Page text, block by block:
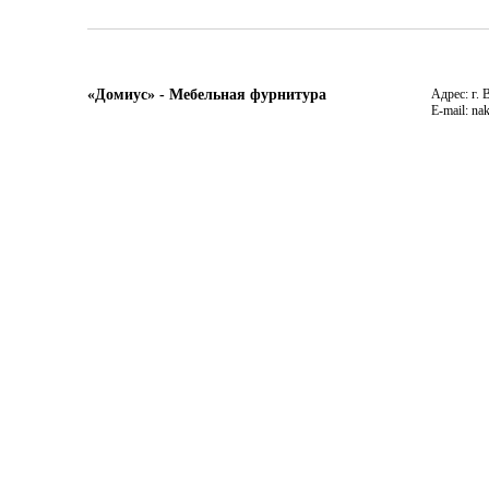
«Домиус» - Мебельная фурнитура
Адрес: г.
E-mail: